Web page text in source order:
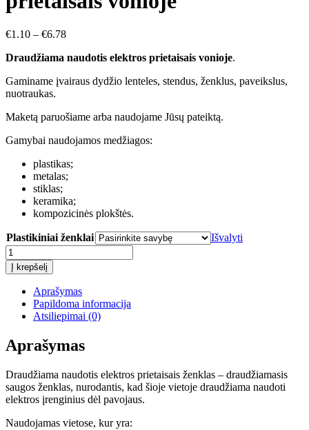
€1.10 – €6.78
Draudžiama naudotis elektros prietaisais vonioje.
Gaminame įvairaus dydžio lenteles, stendus, ženklus, paveikslus,
nuotraukas.
Maketą paruošiame arba naudojame Jūsų pateiktą.
Gamybai naudojamos medžiagos:
plastikas;
metalas;
stiklas;
keramika;
kompozicinės plokštės.
Plastikiniai ženklai
Išvalyti
produkto
kiekis:
Draudžiama
naudotis
elektros
prietaisais
vonioje
Į krepšelį
Aprašymas
Papildoma informacija
Atsiliepimai (0)
Aprašymas
Draudžiama naudotis elektros prietaisais ženklas – draudžiamasis
saugos ženklas, nurodantis, kad šioje vietoje draudžiama naudoti
elektros įrenginius dėl pavojaus.
Naudojamas vietose, kur yra: